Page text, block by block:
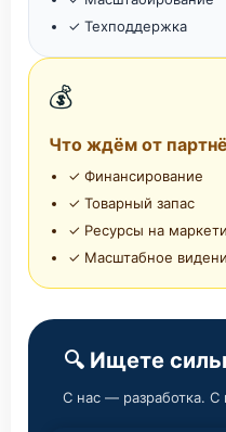
✓ Техподдержка
💰
Что ждём от
✓ Финансирование
✓ Товарный запас
✓ Ресурсы на
✓ Масштабное
🔍 Ищете
С нас — разработка. С